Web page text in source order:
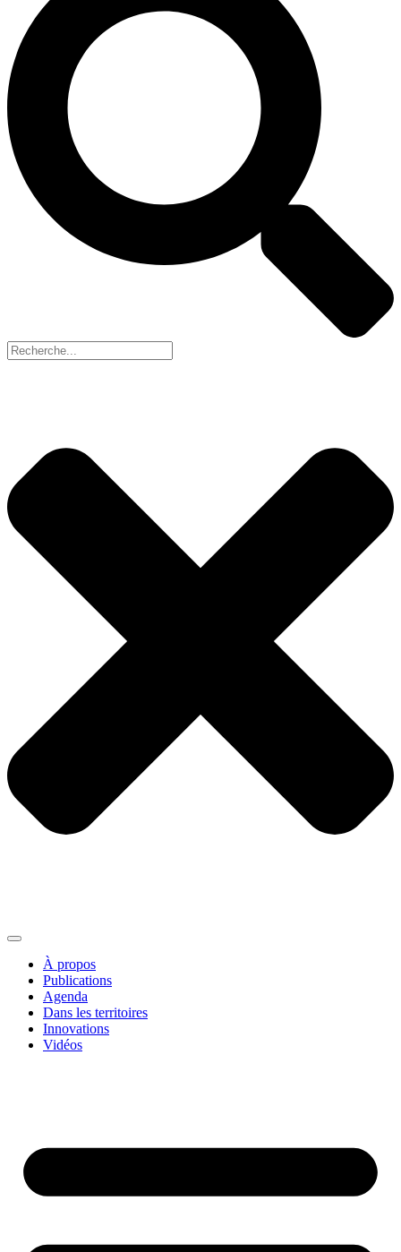
À propos
Publications
Agenda
Dans les territoires
Innovations
Vidéos